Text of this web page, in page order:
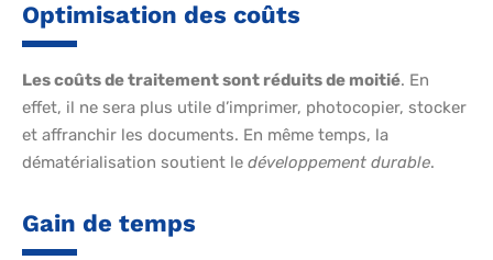
Optimisation des coûts
Les coûts de traitement sont réduits de moitié. En
effet, il ne sera plus utile d’imprimer, photocopier, stocker
et affranchir les documents. En même temps, la
dématérialisation soutient le développement durable.
Gain de temps